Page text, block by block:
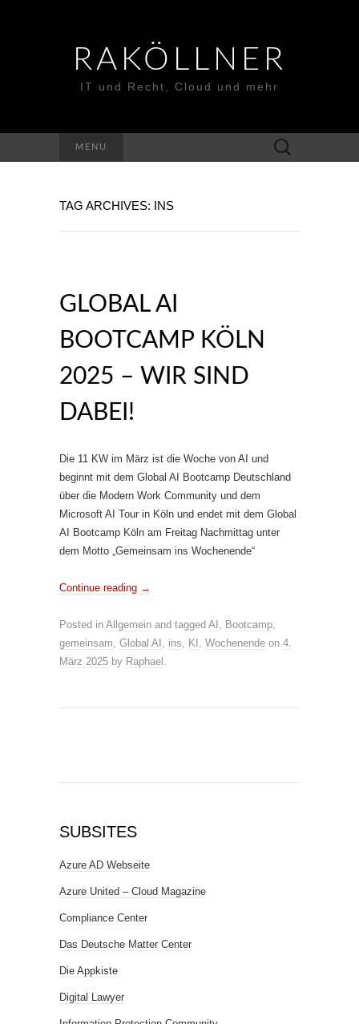
RAKÖLLNER
IT und Recht, Cloud und mehr
MENU
Suchen
nach:
TAG ARCHIVES: INS
GLOBAL AI
BOOTCAMP KÖLN
2025 – WIR SIND
DABEI!
Die 11 KW im März ist die Woche von AI und
beginnt mit dem Global AI Bootcamp Deutschland
über die Modern Work Community und dem
Microsoft AI Tour in Köln und endet mit dem Global
AI Bootcamp Köln am Freitag Nachmittag unter
dem Motto „Gemeinsam ins Wochenende“
Continue reading →
Posted in Allgemein and tagged AI , Bootcamp,
gemeinsam, Global AI , ins, KI , Wochenende on 4.
März 2025 by Raphael .
SUBSITES
Azure AD Webseite
Azure United – Cloud Magazine
Compliance Center
Das Deutsche Matter Center
Die Appkiste
Digital Lawyer